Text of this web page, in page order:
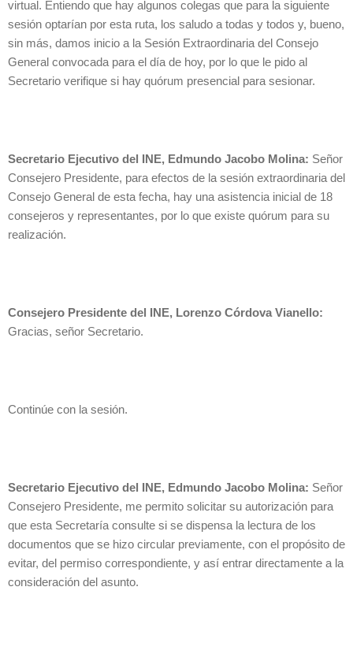
virtual. Entiendo que hay algunos colegas que para la siguiente
sesión optarían por esta ruta, los saludo a todas y todos y, bueno,
sin más, damos inicio a la Sesión Extraordinaria del Consejo
General convocada para el día de hoy, por lo que le pido al
Secretario verifique si hay quórum presencial para sesionar.
Secretario Ejecutivo del INE, Edmundo Jacobo Molina: Señor
Consejero Presidente, para efectos de la sesión extraordinaria del
Consejo General de esta fecha, hay una asistencia inicial de 18
consejeros y representantes, por lo que existe quórum para su
realización.
Consejero Presidente del INE, Lorenzo Córdova Vianello:
Gracias, señor Secretario.
Continúe con la sesión.
Secretario Ejecutivo del INE, Edmundo Jacobo Molina: Señor
Consejero Presidente, me permito solicitar su autorización para
que esta Secretaría consulte si se dispensa la lectura de los
documentos que se hizo circular previamente, con el propósito de
evitar, del permiso correspondiente, y así entrar directamente a la
consideración del asunto.